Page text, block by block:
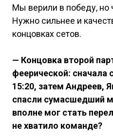
Мы верили в победу, но
Нужно сильнее и
концовках сетов.
— Концовка второй
феерической: сначала
15:20, затем Андреев,
спасли сумасшедший
вполне мог стать
не хватило команде?